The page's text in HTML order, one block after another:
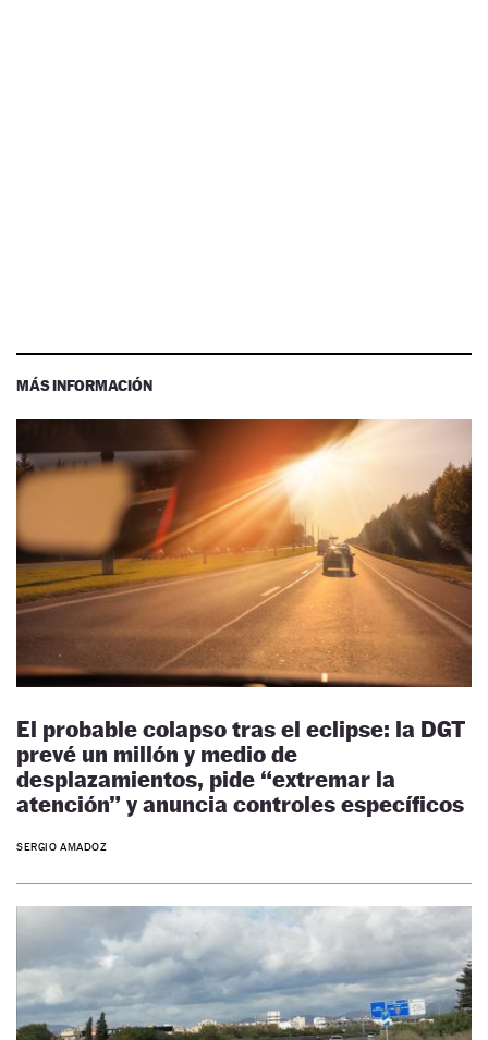
MÁS INFORMACIÓN
El probable colapso tras el eclipse: la DGT
prevé un millón y medio de
desplazamientos, pide “extremar la
atención” y anuncia controles específicos
SERGIO AMADOZ